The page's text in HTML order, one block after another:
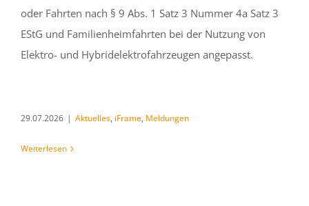
oder Fahrten nach § 9 Abs. 1 Satz 3 Nummer 4a Satz 3
EStG und Familienheimfahrten bei der Nutzung von
Elektro- und Hybridelektrofahrzeugen angepasst.
29.07.2026 | Aktuelles, iFrame, Meldungen
Weiterlesen